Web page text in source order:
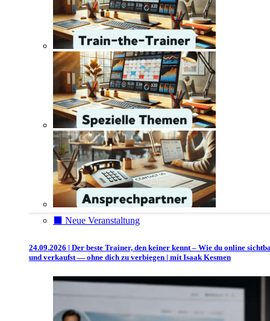
⬛️ Neue Veranstaltung
24.09.2026 | Der beste Trainer, den keiner kennt – Wie du online
und verkaufst — ohne dich zu verbiegen | mit Isaak Kesmen